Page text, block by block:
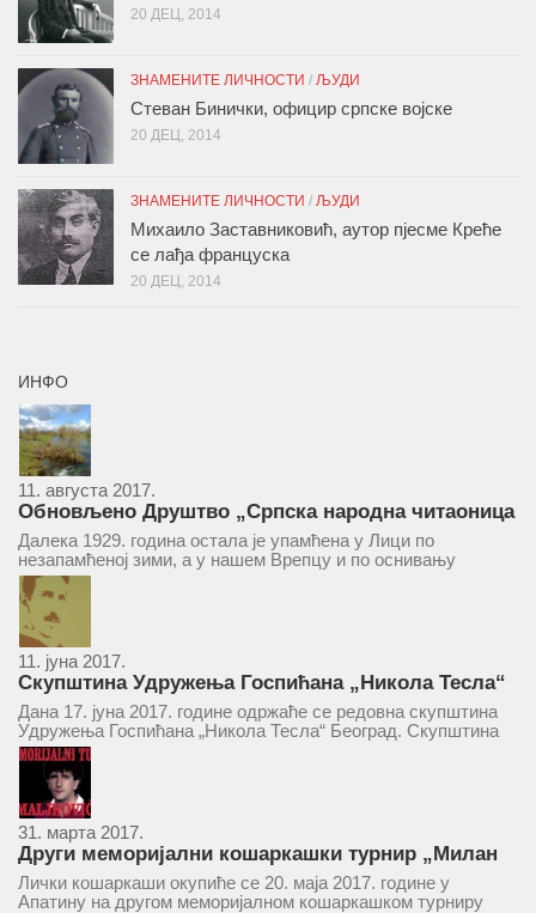
20 ДЕЦ, 2014
ЗНАМЕНИТЕ ЛИЧНОСТИ / ЉУДИ
Стеван Бинички, официр српске војске
20 ДЕЦ, 2014
ЗНАМЕНИТЕ ЛИЧНОСТИ / ЉУДИ
Михаило Заставниковић, аутор пјесме Креће
се лађа француска
20 ДЕЦ, 2014
ИНФО
11. августа 2017.
Обновљено Друштво „Српска народна читаоница
и књижница“ у Врепцу
Далека 1929. година остала је упамћена у Лици по
незапамћеној зими, а у нашем Врепцу и по оснивању
Друштва „Српска народна читаоница и књижница у
Врепцу“. Потакнути потребом за културним и духовним
уздизањем група...
11. јуна 2017.
Скупштина Удружења Госпићана „Никола Тесла“
у суботу 17. јуна 2017.
Дана 17. јуна 2017. године одржаће се редовна скупштина
Удружења Госпићана „Никола Тесла“ Београд. Скупштина
ће се одржати у простору ресторана „Тесла“, Савски трг бр.
9 Београд, у 11 часова. За Скупштину је предложен...
31. марта 2017.
Други меморијални кошаркашки турнир „Милан
Маљковић Маљак“ у Апатину 20. маја 2017.
Лички кошаркаши окупиће се 20. маја 2017. године у
Апатину на другом меморијалном кошаркашком турниру